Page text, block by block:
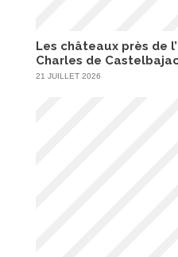
Les châteaux près de
Charles de
21 JUILLET 2026